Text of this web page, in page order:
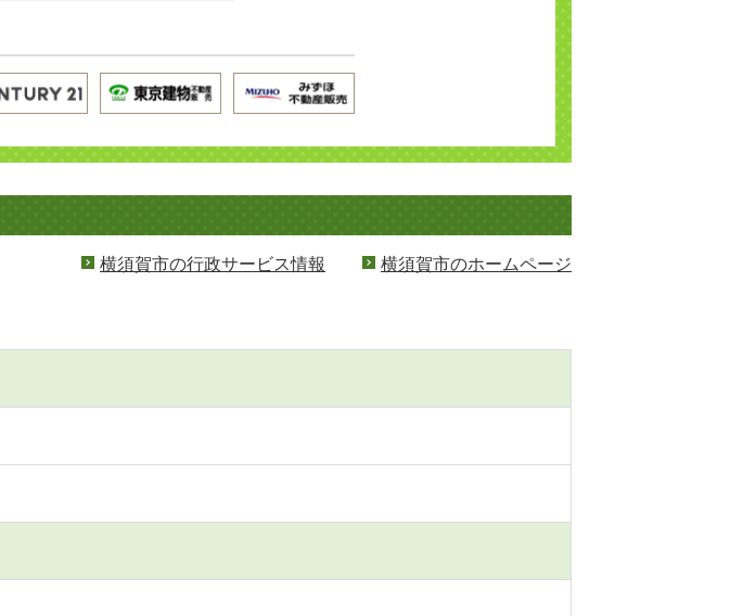
横須賀市の行政サービス情報 横須賀市のホームページ